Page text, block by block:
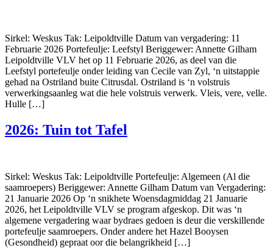
Sirkel: Weskus Tak: Leipoldtville Datum van vergadering: 11
Februarie 2026 Portefeulje: Leefstyl Beriggewer: Annette Gilham
Leipoldtville VLV het op 11 Februarie 2026, as deel van die
Leefstyl portefeulje onder leiding van Cecile van Zyl, ‘n uitstappie
gehad na Ostriland buite Citrusdal. Ostriland is ‘n volstruis
verwerkingsaanleg wat die hele volstruis verwerk. Vleis, vere, velle.
Hulle […]
2026: Tuin tot Tafel
Sirkel: Weskus Tak: Leipoldtville Portefeulje: Algemeen (Al die
saamroepers) Beriggewer: Annette Gilham Datum van Vergadering:
21 Januarie 2026 Op ‘n snikhete Woensdagmiddag 21 Januarie
2026, het Leipoldtville VLV se program afgeskop. Dit was ‘n
algemene vergadering waar bydraes gedoen is deur die verskillende
portefeulje saamroepers. Onder andere het Hazel Booysen
(Gesondheid) gepraat oor die belangrikheid […]